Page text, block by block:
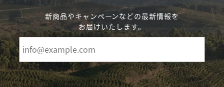
新商品やキャンペーンなどの最新情報を
お届けいたします。